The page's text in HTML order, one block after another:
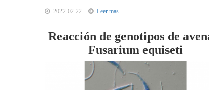
2022-02-22 Leer mas...
Reacción de genotipos de
Fusarium equiseti